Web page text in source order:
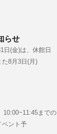
らせ
日(金)は、休館日
た8月3日(月)
10:00~11:45までの
ベント予